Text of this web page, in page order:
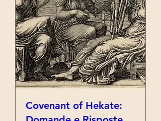
Covenant of Hekate: